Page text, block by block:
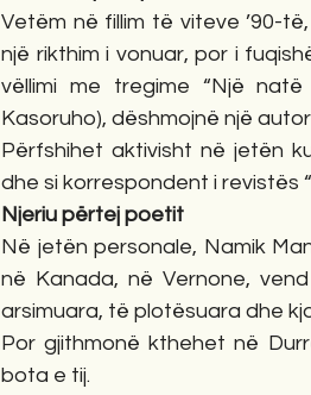
Vetëm në fillim të viteve ’90-
një rikthim i vonuar, por i
vëllimi me tregime “Një
Kasoruho), dëshmojnë një
Përfshihet aktivisht në jetën
dhe si korrespondent i revistës
Njeriu përtej poetit
Në jetën personale, Namik
në Kanada, në Vernone,
arsimuara, të plotësuara dhe
Por gjithmonë kthehet në
bota e tij.